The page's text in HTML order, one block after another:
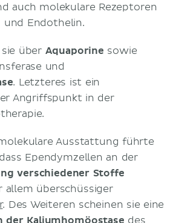
auch molekulare Rezeptoren
und Endothelin.
über Aquaporine sowie
und
. Letzteres ist ein
Angriffspunkt in der
Ausstattung führte
Ependymzellen an der
verschiedener Stoffe
allem überschüssiger
. Des Weiteren scheinen sie eine
Kaliumhomöostase des